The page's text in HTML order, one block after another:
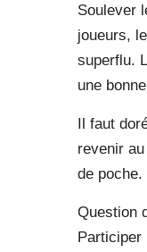
Soulever
joueurs,
superflu.
une
Il faut
revenir
de poche.
Question
Participer